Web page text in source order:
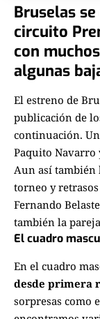
Bruselas
circuito
con
algunas
El estreno de
publicación de
continuación.
Paquito Navarro
Aun así también
torneo y
Fernando
también la
El cuadro
En el cuadro
desde primera
sorpresas como